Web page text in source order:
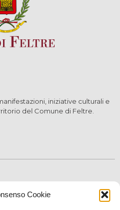
Cookie
iniziative culturali e
del Comune di Feltre.